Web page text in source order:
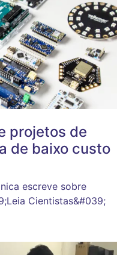
projetos de
de baixo custo
escreve sobre
Cientistas&#039;